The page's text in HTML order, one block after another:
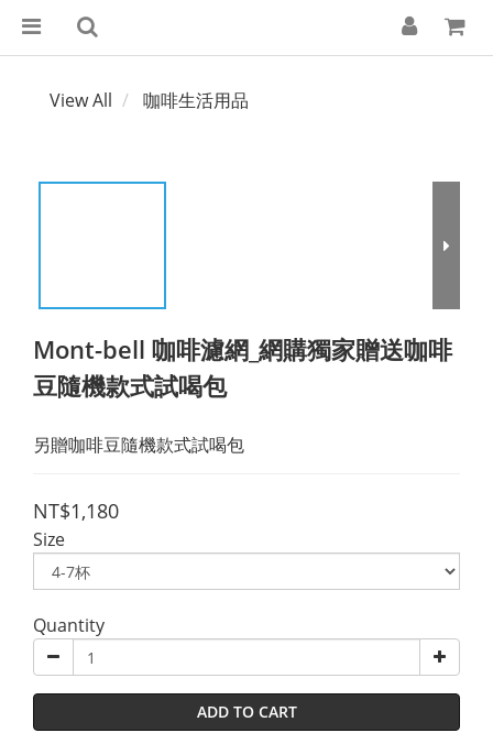
View All 咖啡生活用品
Mont-bell 咖啡濾網_網購獨家贈送咖啡
豆隨機款式試喝包
另贈咖啡豆隨機款式試喝包
NT$1,180
Size
Quantity
ADD TO CART